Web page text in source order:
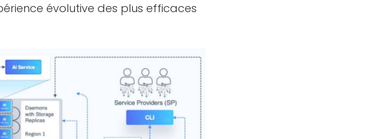
évolutive des plus efficaces